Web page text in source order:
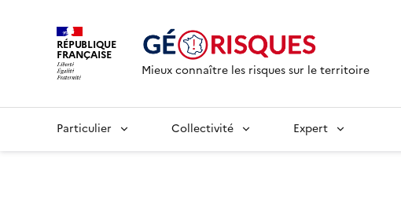
RÉPUBLIQUE
FRANÇAISE
Mieux connaître les risques sur le territoire
Particulier Collectivité Expert